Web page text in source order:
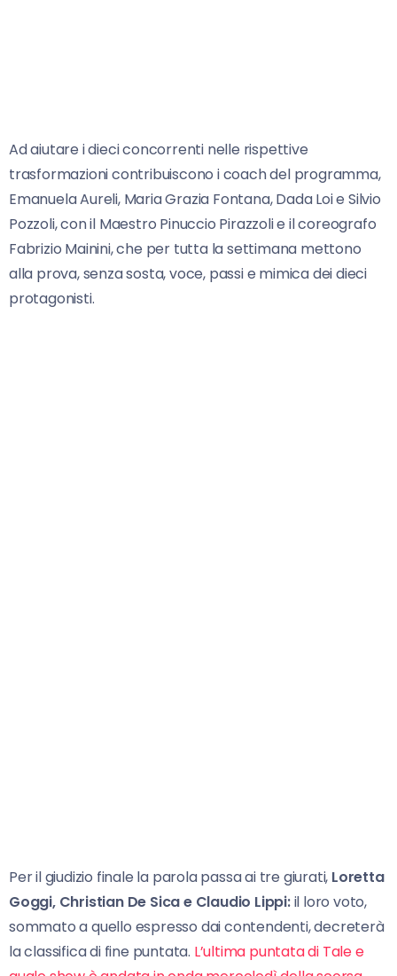
Ad aiutare i dieci concorrenti nelle rispettive
trasformazioni contribuiscono i coach del programma,
Emanuela Aureli, Maria Grazia Fontana, Dada Loi e Silvio
Pozzoli, con il Maestro Pinuccio Pirazzoli e il coreografo
Fabrizio Mainini, che per tutta la settimana mettono
alla prova, senza sosta, voce, passi e mimica dei dieci
protagonisti.
Per il giudizio finale la parola passa ai tre giurati, Loretta
Goggi, Christian De Sica e Claudio Lippi:il loro voto,
sommato a quello espresso dai contendenti, decreterà
la classifica di fine puntata. L’ultima puntata di Tale e